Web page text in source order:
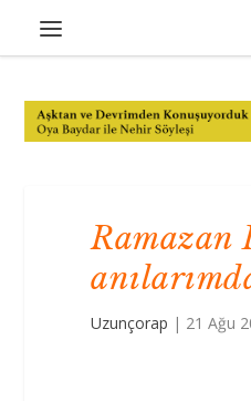
Ramazan
Uzunçorap | 21 Ağu